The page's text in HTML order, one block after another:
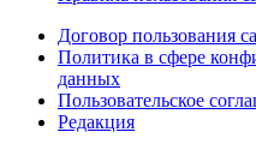
Договор пользования
Политика в сфере
данных
Пользовательское
Редакция